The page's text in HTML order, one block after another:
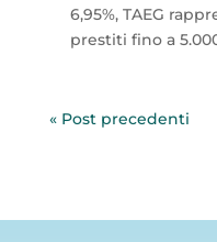
6,95%, TAEG
prestiti fino a
« Post precedenti